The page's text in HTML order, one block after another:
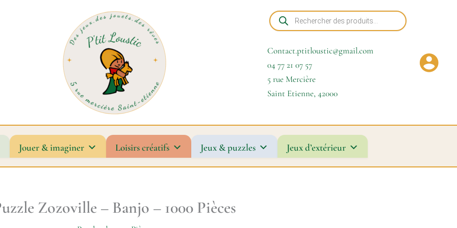
Recherche
de
produits
Contact.ptitloustic@gmail.com
04 77 21 07 57
5 rue Mercière
Saint Etienne, 42000
Jouer & imaginer Loisirs créatifs Jeux & puzzles Jeux d’extérieur
Zozoville – Banjo – 1000 Pièces